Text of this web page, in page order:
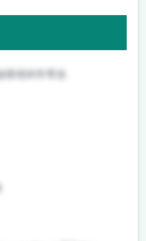
環境科学専攻